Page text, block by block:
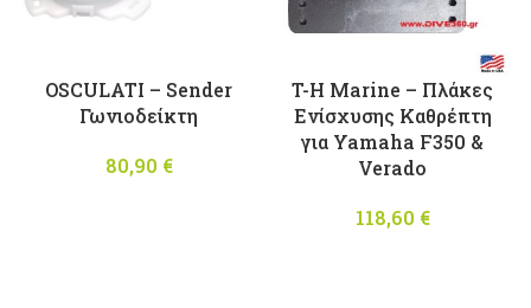
OSCULATI – Sender
Γωνιοδείκτη
80,90 €
T-H Marine – Πλάκες
Ενίσχυσης Καθρέπτη
για Yamaha F350 &
Verado
118,60 €